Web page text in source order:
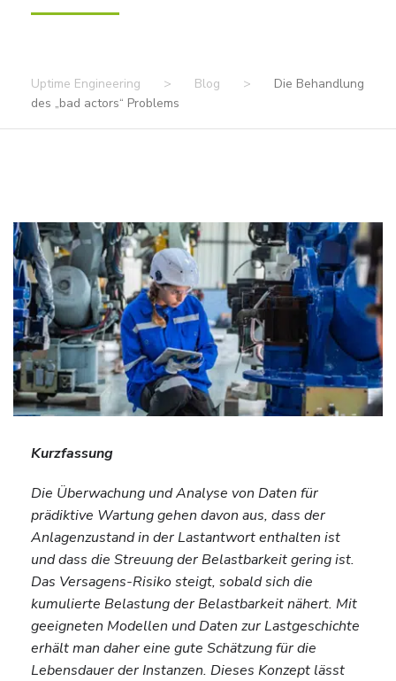
Uptime Engineering > Blog >
Die Behandlung
des „bad actors“ Problems
Kurzfassung
Die Überwachung und Analyse von Daten für
prädiktive Wartung gehen davon aus, dass der
Anlagenzustand in der Lastantwort enthalten ist
und dass die Streuung der Belastbarkeit gering ist.
Das Versagens-Risiko steigt, sobald sich die
kumulierte Belastung der Belastbarkeit nähert. Mit
geeigneten Modellen und Daten zur Lastgeschichte
erhält man daher eine gute Schätzung für die
Lebensdauer der Instanzen. Dieses Konzept lässt